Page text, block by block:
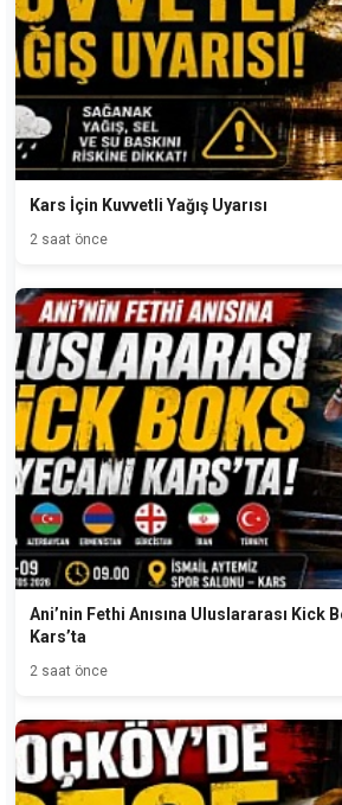
Kars İçin Kuvvetli Yağış Uyarısı
2 saat önce
Ani’nin Fethi Anısına Uluslararası Kick
Kars’ta
2 saat önce